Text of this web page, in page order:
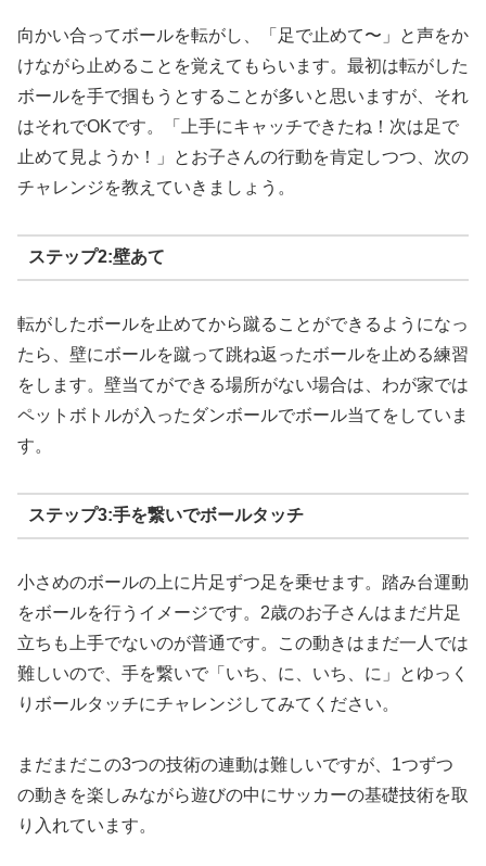
向かい合ってボールを転がし、「足で止めて〜」と声をか
けながら止めることを覚えてもらいます。最初は転がした
ボールを手で掴もうとすることが多いと思いますが、それ
はそれでOKです。「上手にキャッチできたね！次は足で
止めて見ようか！」とお子さんの行動を肯定しつつ、次の
チャレンジを教えていきましょう。
ステップ2:壁あて
転がしたボールを止めてから蹴ることができるようになっ
たら、壁にボールを蹴って跳ね返ったボールを止める練習
をします。壁当てができる場所がない場合は、わが家では
ペットボトルが入ったダンボールでボール当てをしていま
す。
ステップ3:手を繋いでボールタッチ
小さめのボールの上に片足ずつ足を乗せます。踏み台運動
をボールを行うイメージです。2歳のお子さんはまだ片足
立ちも上手でないのが普通です。この動きはまだ一人では
難しいので、手を繋いで「いち、に、いち、に」とゆっく
りボールタッチにチャレンジしてみてください。
まだまだこの3つの技術の連動は難しいですが、1つずつ
の動きを楽しみながら遊びの中にサッカーの基礎技術を取
り入れています。